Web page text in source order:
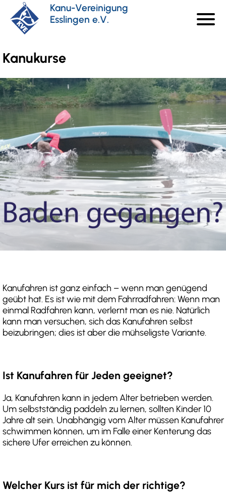
zum
Inhalt
Kanu-Vereinigung
Esslingen e.V.
menu
Kanukurse
Kanufahren ist ganz einfach – wenn man genügend
geübt hat. Es ist wie mit dem Fahrradfahren: Wenn man
einmal Radfahren kann, verlernt man es nie. Natürlich
kann man versuchen, sich das Kanufahren selbst
beizubringen; dies ist aber die mühseligste Variante.
Ist Kanufahren für Jeden geeignet?
Ja, Kanufahren kann in jedem Alter betrieben werden.
Um selbstständig paddeln zu lernen, sollten Kinder 10
Jahre alt sein. Unabhängig vom Alter müssen Kanufahrer
schwimmen können, um im Falle einer Kenterung das
sichere Ufer erreichen zu können.
Welcher Kurs ist für mich der richtige?